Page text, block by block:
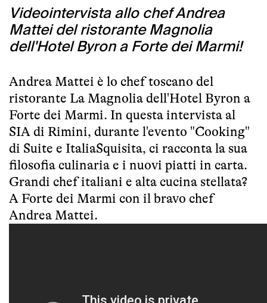
Videointervista allo chef Andrea
Mattei del ristorante Magnolia
dell'Hotel Byron a Forte dei Marmi!
Andrea Mattei è lo chef toscano del
ristorante La Magnolia dell'Hotel Byron a
Forte dei Marmi. In questa intervista al
SIA di Rimini, durante l'evento "Cooking"
di Suite e ItaliaSquisita, ci racconta la sua
filosofia culinaria e i nuovi piatti in carta.
Grandi chef italiani e alta cucina stellata?
A Forte dei Marmi con il bravo chef
Andrea Mattei.